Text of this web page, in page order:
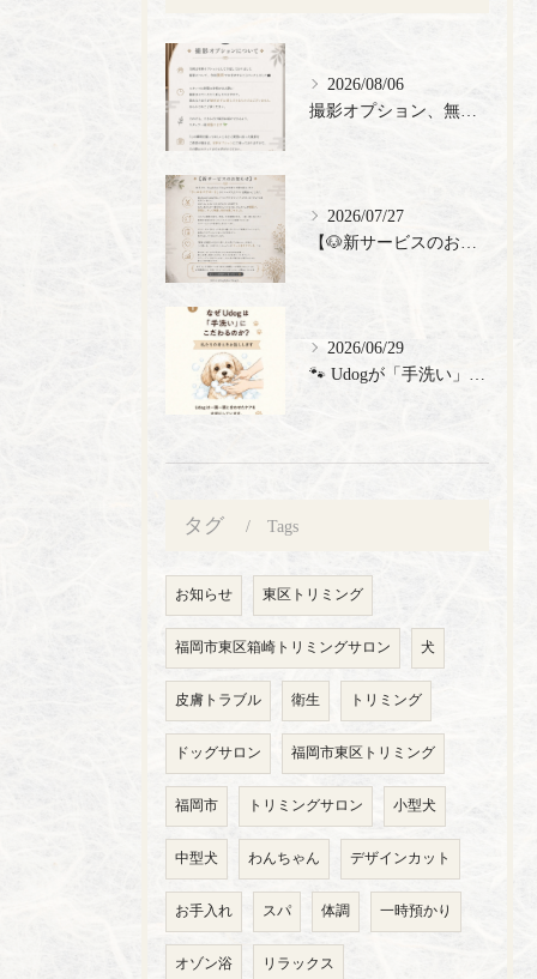
2026/08/06
2026/07/27
2026/06/29
タグ Tags
お知らせ 東区トリミング
福岡市東区箱崎トリミングサロン 犬
皮膚トラブル 衛生 トリミング
ドッグサロン 福岡市東区トリミング
福岡市 トリミングサロン 小型犬
中型犬 わんちゃん デザインカット
お手入れ スパ 体調 一時預かり
オゾン浴 リラックス